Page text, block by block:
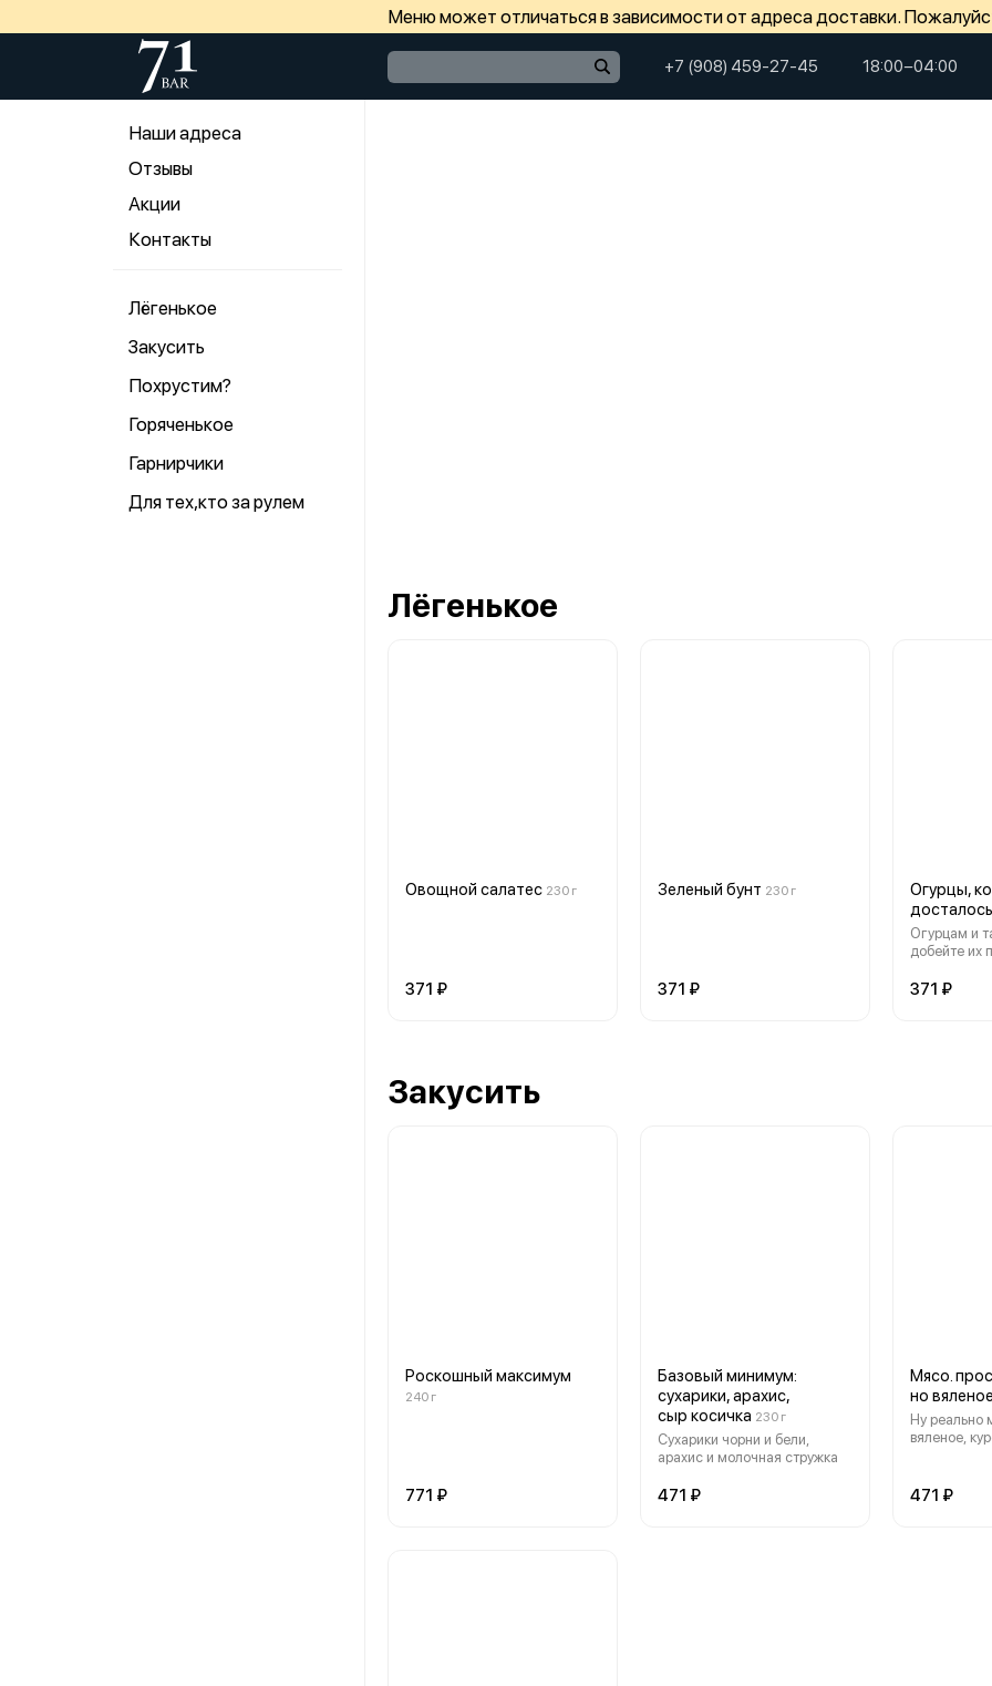
Меню может отличаться в зависимости от адреса доставки.
+7 (908) 459-27-45 18:00−04:00
Наши адреса
Отзывы
Акции
Контакты
Лёгенькое
Закусить
Похрустим?
Горяченькое
Гарнирчики
Для тех,кто за рулем
Лёгенькое
Овощной салатес 230 г
371 ₽
Зеленый бунт 230 г
371 ₽
Огурцы,
досталось
Огурцам и
добейте их
371 ₽
Закусить
Роскошный максимум
240 г
771 ₽
Базовый минимум:
сухарики, арахис,
сыр косичка 230 г
Сухарики чорни и бели,
арахис и молочная стружка
471 ₽
Мясо.
но вяленое
Ну реально
вяленое,
471 ₽